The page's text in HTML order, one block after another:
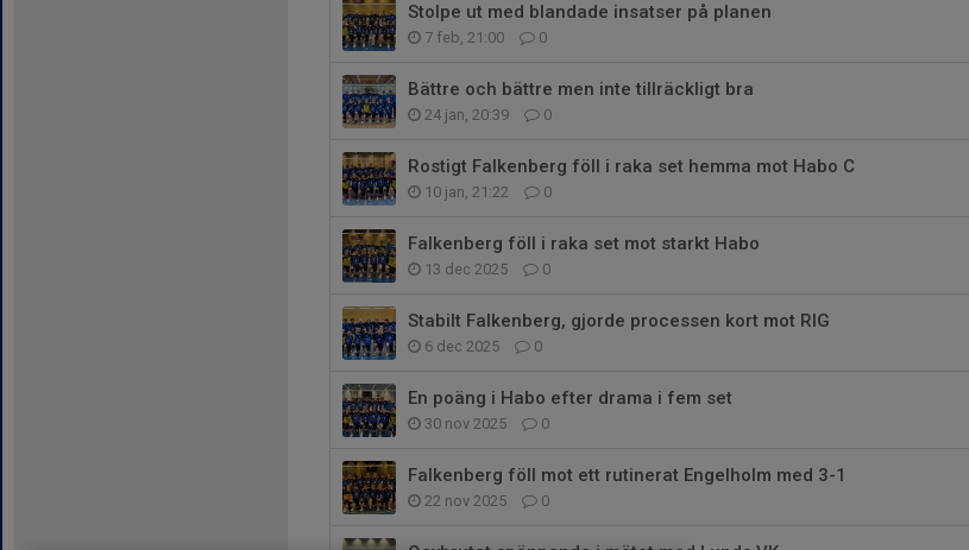
Stolpe ut med blandade insatser på planen
7 feb, 21:00 0
Bättre och bättre men inte tillräckligt bra
24 jan, 20:39 0
Rostigt Falkenberg föll i raka set hemma mot Habo C
10 jan, 21:22 0
Falkenberg föll i raka set mot starkt Habo
13 dec 2025 0
Stabilt Falkenberg, gjorde processen kort mot RIG
6 dec 2025 0
En poäng i Habo efter drama i fem set
30 nov 2025 0
Falkenberg föll mot ett rutinerat Engelholm med 3-1
22 nov 2025 0